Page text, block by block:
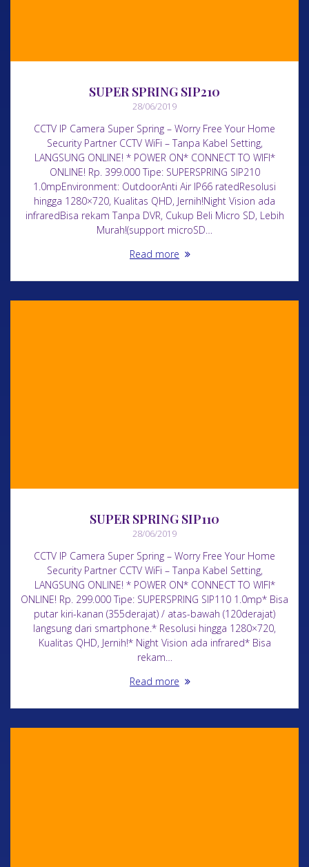
SUPER SPRING SIP210
28/06/2019
CCTV IP Camera Super Spring – Worry Free Your Home
Security Partner CCTV WiFi – Tanpa Kabel Setting,
LANGSUNG ONLINE! * POWER ON* CONNECT TO WIFI*
ONLINE! Rp. 399.000 Tipe: SUPERSPRING SIP210
1.0mpEnvironment: OutdoorAnti Air IP66 ratedResolusi
hingga 1280×720, Kualitas QHD, Jernih!Night Vision ada
infraredBisa rekam Tanpa DVR, Cukup Beli Micro SD, Lebih
Murah!(support microSD…
Read more
SUPER SPRING SIP110
28/06/2019
CCTV IP Camera Super Spring – Worry Free Your Home
Security Partner CCTV WiFi – Tanpa Kabel Setting,
LANGSUNG ONLINE! * POWER ON* CONNECT TO WIFI*
ONLINE! Rp. 299.000 Tipe: SUPERSPRING SIP110 1.0mp* Bisa
putar kiri-kanan (355derajat) / atas-bawah (120derajat)
langsung dari smartphone.* Resolusi hingga 1280×720,
Kualitas QHD, Jernih!* Night Vision ada infrared* Bisa
rekam…
Read more